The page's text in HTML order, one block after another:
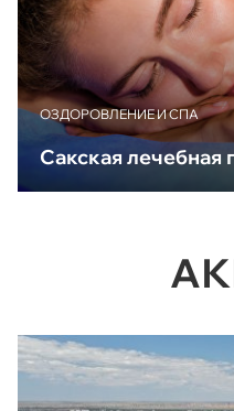
ОЗДОРОВЛЕНИЕ И СПА
Сакская лечебная